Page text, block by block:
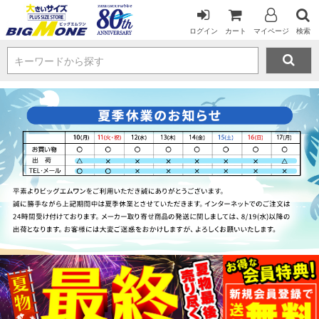
ログイン カート マイページ 検索
キーワードから探す